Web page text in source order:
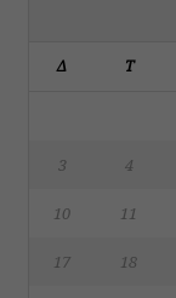
Δ Τ
3 4
10 11
17 18